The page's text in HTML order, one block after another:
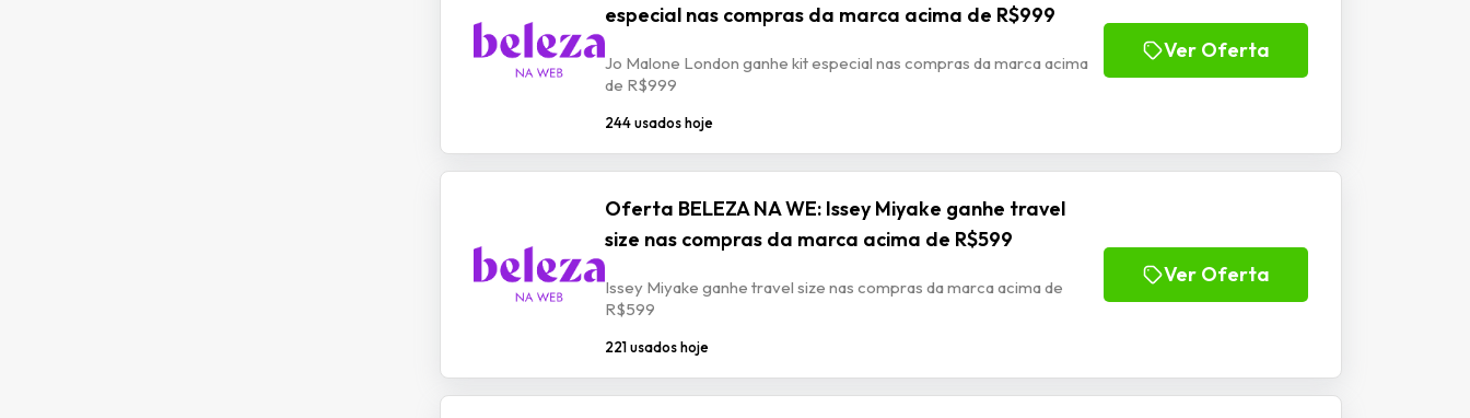
especial nas compras da marca acima de R$999
Jo Malone London ganhe kit especial nas compras da marca acima
de R$999
244 usados hoje
Ver Oferta
Oferta BELEZA NA WE: Issey Miyake ganhe travel
size nas compras da marca acima de R$599
Issey Miyake ganhe travel size nas compras da marca acima de
R$599
221 usados hoje
Ver Oferta